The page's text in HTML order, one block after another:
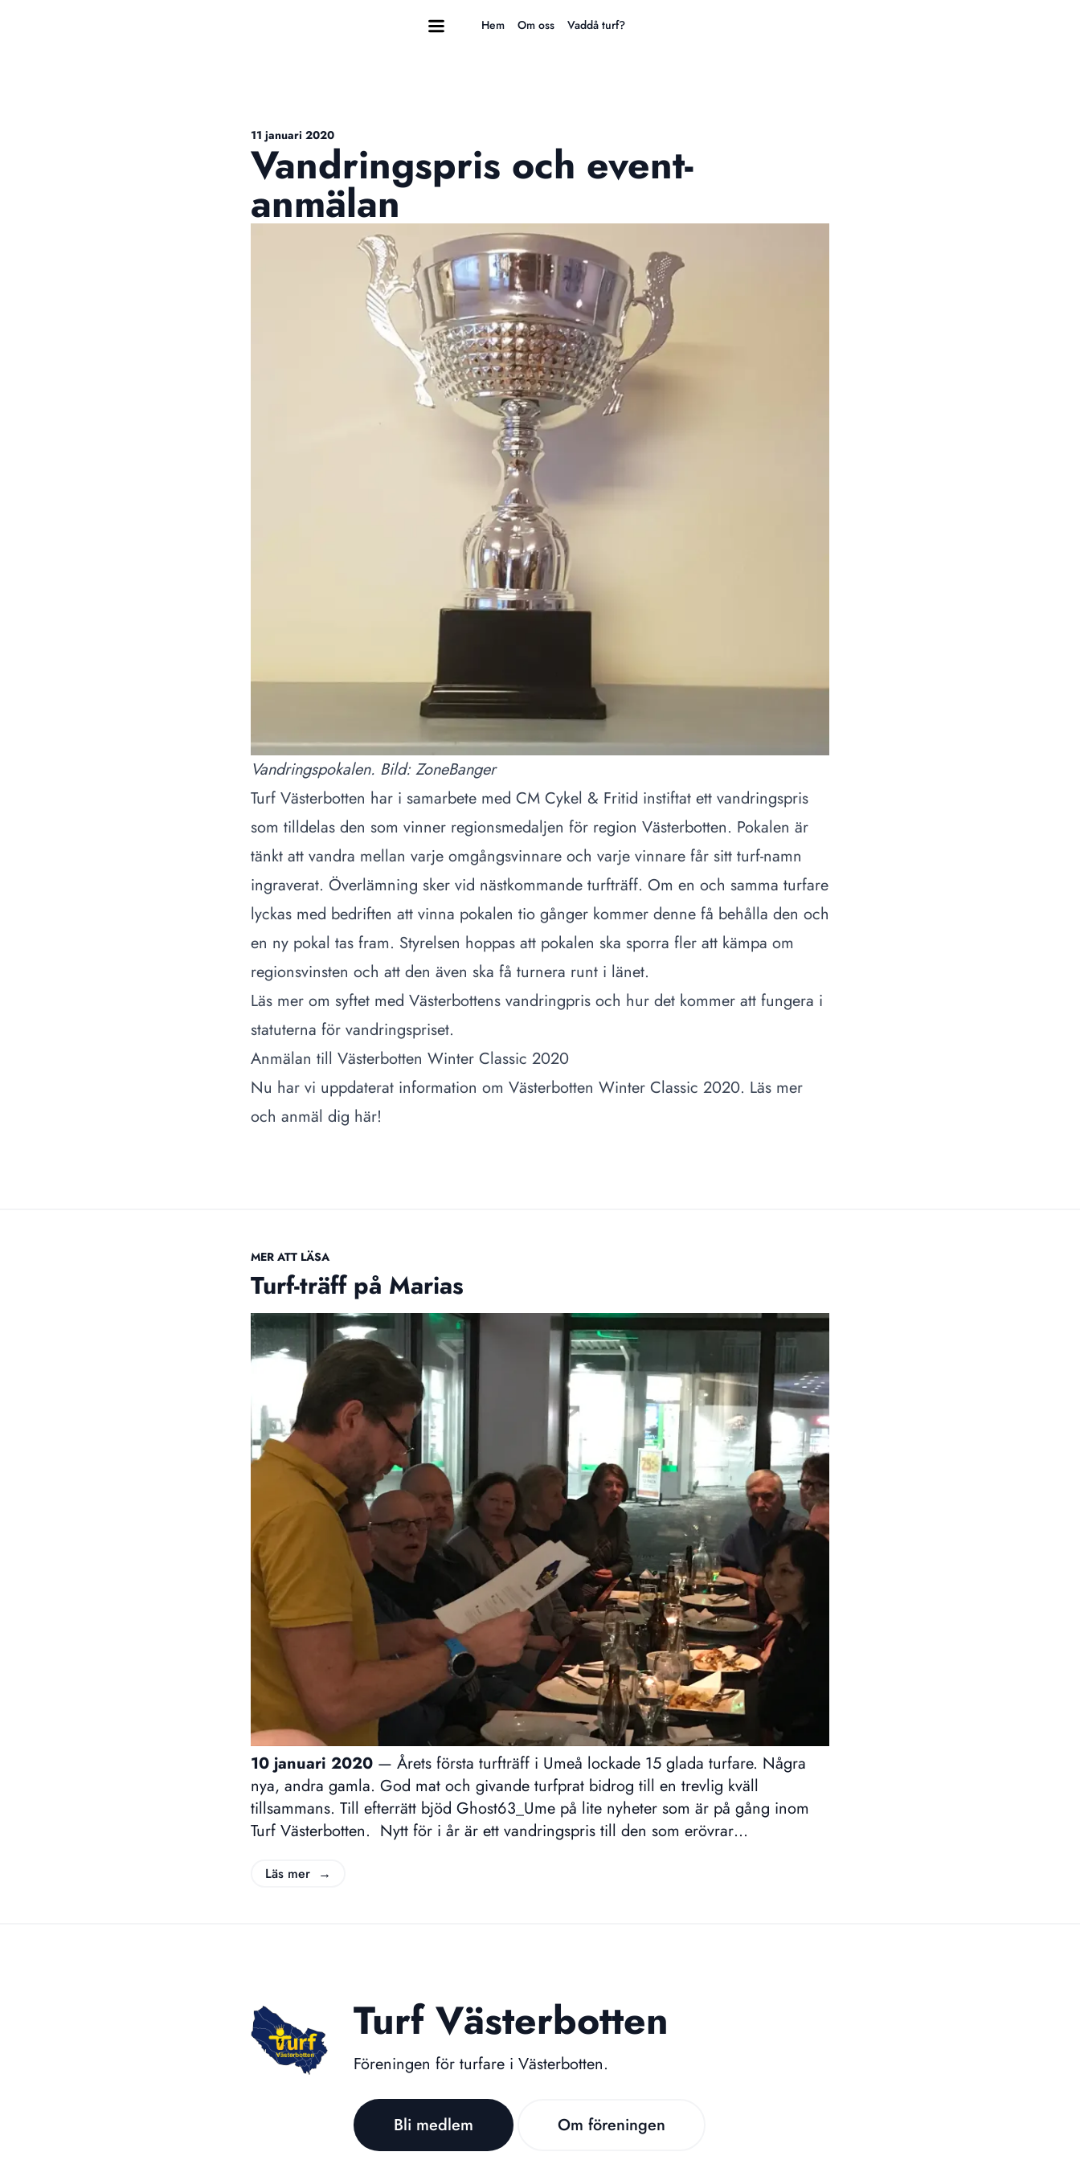
Hem Om oss Vaddå turf?
11 januari 2020
Vandringspris och event-
anmälan
Vandringspokalen. Bild: ZoneBanger
Turf Västerbotten har i samarbete med CM Cykel & Fritid instiftat ett vandringspris
som tilldelas den som vinner regionsmedaljen för region Västerbotten. Pokalen är
tänkt att vandra mellan varje omgångsvinnare och varje vinnare får sitt turf-namn
ingraverat. Överlämning sker vid nästkommande turfträff. Om en och samma turfare
lyckas med bedriften att vinna pokalen tio gånger kommer denne få behålla den och
en ny pokal tas fram. Styrelsen hoppas att pokalen ska sporra fler att kämpa om
regionsvinsten och att den även ska få turnera runt i länet.
Läs mer om syftet med Västerbottens vandringpris och hur det kommer att fungera i
statuterna för vandringspriset.
Anmälan till Västerbotten Winter Classic 2020
Nu har vi uppdaterat information om Västerbotten Winter Classic 2020. Läs mer
och anmäl dig här!
MER ATT LÄSA
Turf-träff på Marias
10 januari 2020 — Årets första turfträff i Umeå lockade 15 glada turfare. Några
nya, andra gamla. God mat och givande turfprat bidrog till en trevlig kväll
tillsammans. Till efterrätt bjöd Ghost63_Ume på lite nyheter som är på gång inom
Turf Västerbotten. Nytt för i år är ett vandringspris till den som erövrar
Fritid AB. Vinnaren i omgången får en graverad platta på pokalens fot. Om en
Läs mer →
Turf Västerbotten
Föreningen för turfare i Västerbotten.
Bli medlem Om föreningen